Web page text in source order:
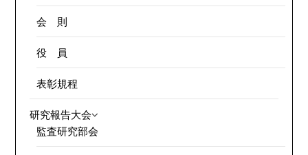
会 則
役 員
表彰規程
研究報告大会
監査研究部会